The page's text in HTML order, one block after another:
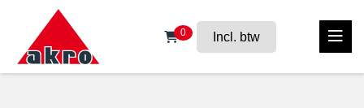
0 Incl. btw